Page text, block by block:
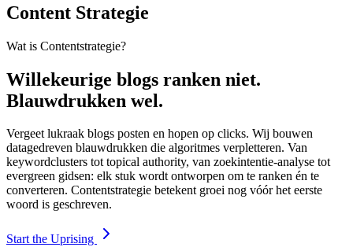
Content Strategie
Wat is Contentstrategie?
Willekeurige blogs ranken niet.
Blauwdrukken wel.
Vergeet lukraak blogs posten en hopen op clicks. Wij bouwen
datagedreven blauwdrukken die algoritmes verpletteren. Van
keywordclusters tot topical authority, van zoekintentie-analyse tot
evergreen gidsen: elk stuk wordt ontworpen om te ranken én te
converteren. Contentstrategie betekent groei nog vóór het eerste
woord is geschreven.
Start the Uprising